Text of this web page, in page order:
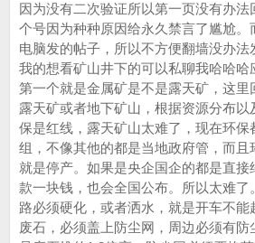
因为没有二次验证所以第一页没有办法
个号因为种种原因给永久禁言了尴尬。
电脑发的帖子，所以不方便翻墙没办法
我的想看矿山井下的可以私聊我哈哈哈
第一个就是金属矿是不是露天矿，这
露天矿或者地下矿山，根据资源分布
保是红线，露天矿山太难了，现在环保
组，不像其他的都是当地政府管，而且
就是停产。如果是央企国企的都是直接
款一块钱，也会全国公布。所以太难了
路必须硬化，或者洒水，就是开车不能
废石，必须盖上防尘网，周边必须有